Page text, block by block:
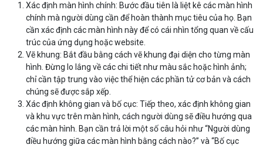
Xác định màn hình chính: Bước đầu tiên là liệt kê các màn hình
chính mà người dùng cần để hoàn thành mục tiêu của họ. Bạn
cần xác định các màn hình này để có cái nhìn tổng quan về cấu
trúc của ứng dụng hoặc website.
Vẽ khung: Bắt đầu bằng cách vẽ khung đại diện cho từng màn
hình. Đừng lo lắng về các chi tiết như màu sắc hoặc hình ảnh;
chỉ cần tập trung vào việc thể hiện các phần tử cơ bản và cách
chúng sẽ được sắp xếp.
Xác định không gian và bố cục: Tiếp theo, xác định không gian
và khu vực trên màn hình, cách người dùng sẽ điều hướng qua
các màn hình. Bạn cần trả lời một số câu hỏi như “Người dùng
điều hướng giữa các màn hình bằng cách nào?” và “Bố cục